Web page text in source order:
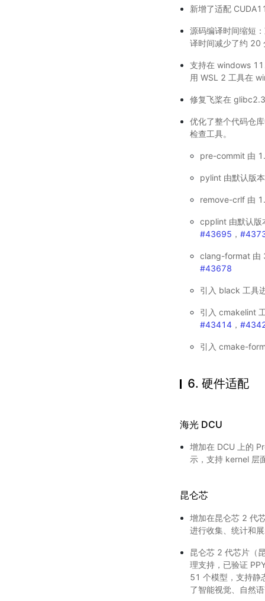
新增了适配
源码编译时间缩短
译时间减少了约 20
支持在 windows
用 WSL 2 工具在
修复飞桨在
优化了整个代码仓
检查工具。
pre-commit 由
pylint 由默认版
remove-crlf 由
cpplint 由默认
#43695 ，
clang-format 由
#43678
引入 black 工具
引入 cmakelint
#43414，
引入 cmake-
6. 硬件适配
海光 DCU
增加在 DCU 上的
示，支持 kernel 层
昆仑芯
增加在昆仑芯 2 代
进行收集、统计和
昆仑芯 2 代芯片（
理支持，已验证
51 个模型，支持静
了智能视觉、自然